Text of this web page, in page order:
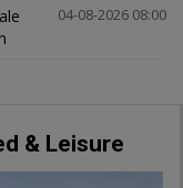
04-08-2026 08:00
& Leisure